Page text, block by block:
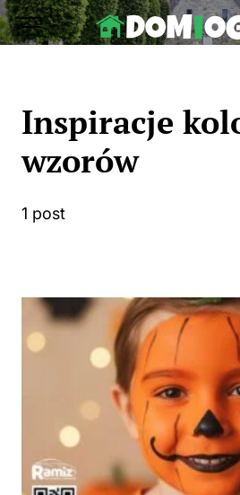
Skip
to
Inspiracje
wzorów
1 post